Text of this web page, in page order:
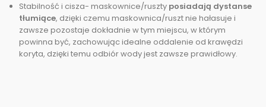
Stabilność i cisza- maskownice/ruszty posiadają dystanse
tłumiące, dzięki czemu maskownica/ruszt nie hałasuje i
zawsze pozostaje dokładnie w tym miejscu, w którym
powinna być, zachowując idealne oddalenie od krawędzi
koryta, dzięki temu odbiór wody jest zawsze prawidłowy.